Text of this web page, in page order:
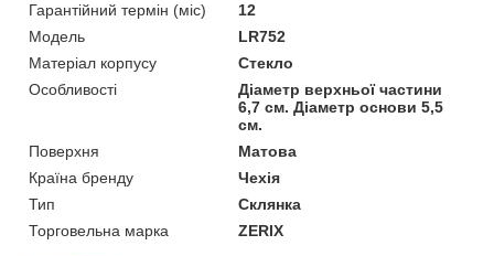
Гарантійний термін (міс)
12
Мoдель
LR752
Матеріал корпусу
Стекло
Особливості
Діаметр верхньої частини
6,7 см. Діаметр основи 5,5
см.
Поверхня
Матова
Країна бренду
Чехія
Тип
Склянка
Торговельна марка
ZERIX